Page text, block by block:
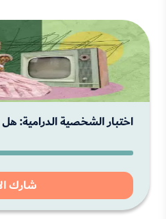
اختبار الشخصية الدرامية:
شارك